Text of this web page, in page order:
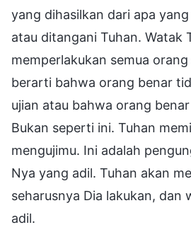
yang dihasilkan dari apa
atau ditangani Tuhan. Watak
memperlakukan semua
berarti bahwa orang benar
ujian atau bahwa orang
Bukan seperti ini. Tuhan
mengujimu. Ini adalah
Nya yang adil. Tuhan akan
seharusnya Dia lakukan, dan
adil.